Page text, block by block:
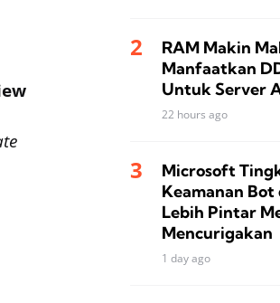
RAM Makin
Manfaatkan
Untuk Server
22 hours ago
Microsoft
Keamanan Bot
Lebih Pintar
Mencurigakan
1 day ago